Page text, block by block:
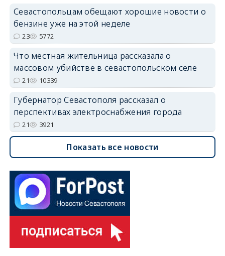
Севастопольцам обещают хорошие новости о
бензине уже на этой неделе
23 5772
Что местная жительница рассказала о
массовом убийстве в севастопольском селе
21 10339
Губернатор Севастополя рассказал о
перспективах электроснабжения города
21 3921
Показать все новости